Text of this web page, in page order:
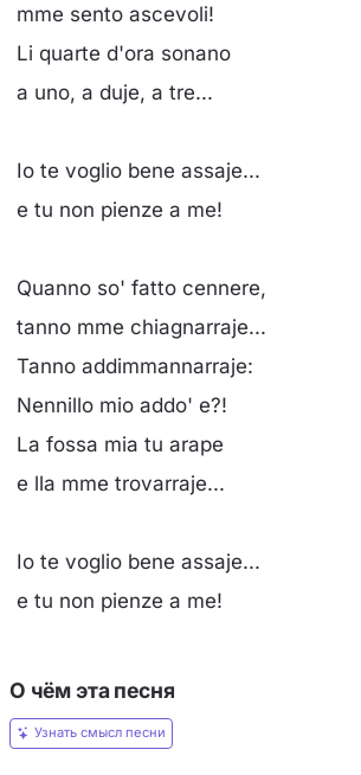
mme sento ascevoli!
Li quarte d'ora sonano
a uno, a duje, a tre...
Io te voglio bene assaje...
e tu non pienze a me!
Quanno so' fatto cennere,
tanno mme chiagnarraje...
Tanno addimmannarraje:
Nennillo mio addo' e?!
La fossa mia tu arape
e lla mme trovarraje...
Io te voglio bene assaje...
e tu non pienze a me!
О чём эта песня
Узнать смысл песни